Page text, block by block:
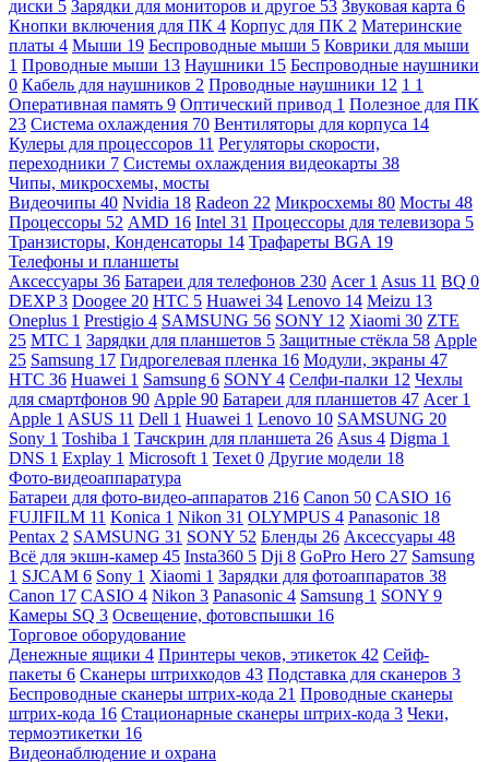
диски 5 Зарядки для мониторов и другое 53 Звуковая карта 6
Кнопки включения для ПК 4 Корпус для ПК 2 Материнские
платы 4 Мыши 19 Беспроводные мыши 5 Коврики для мыши
1 Проводные мыши 13 Наушники 15 Беспроводные наушники
0 Кабель для наушников 2 Проводные наушники 12 1 1
Оперативная память 9 Оптический привод 1 Полезное для ПК
23 Система охлаждения 70 Вентиляторы для корпуса 14
Кулеры для процессоров 11 Регуляторы скорости,
переходники 7 Системы охлаждения видеокарты 38
Чипы, микросхемы, мосты
Видеочипы 40 Nvidia 18 Radeon 22 Микросхемы 80 Мосты 48
Процессоры 52 AMD 16 Intel 31 Процессоры для телевизора 5
Транзисторы, Конденсаторы 14 Трафареты BGA 19
Телефоны и планшеты
Аксессуары 36 Батареи для телефонов 230 Acer 1 Asus 11 BQ 0
DEXP3 Doogee 20 HTC 5 Huawei 34 Lenovo 14 Meizu 13
Oneplus 1 Prestigio 4 SAMSUNG 56 SONY 12 Xiaomi 30 ZTE
25 МТС 1 Зарядки для планшетов 5 Защитные стёкла 58 Apple
25 Samsung 17 Гидрогелевая пленка 16 Модули, экраны 47
HTC 36 Huawei 1 Samsung 6 SONY 4 Селфи-палки 12 Чехлы
для смартфонов 90 Apple 90 Батареи для планшетов 47 Acer 1
Apple 1 ASUS 11 Dell 1 Huawei 1 Lenovo 10 SAMSUNG 20
Sony 1 Toshiba 1 Тачскрин для планшета 26 Asus 4 Digma 1
DNS 1 Explay 1 Microsoft 1 Texet 0 Другие модели 18
Фото-видеоаппаратура
Батареи для фото-видео-аппаратов 216 Canon 50 CASIO 16
FUJIFILM 11 Konica 1 Nikon 31 OLYMPUS 4 Panasonic 18
Pentax 2 SAMSUNG 31 SONY 52 Бленды 26 Аксессуары 48
Всё для экшн-камер 45 Insta360 5 Dji 8 GoPro Hero 27 Samsung
1 SJCAM 6 Sony 1 Xiaomi 1 Зарядки для фотоаппаратов 38
Canon 17 CASIO 4 Nikon 3 Panasonic 4 Samsung 1 SONY 9
Камеры SQ 3 Освещение, фотовспышки 16
Торговое оборудование
Денежные ящики 4 Принтеры чеков, этикеток 42 Сейф-
пакеты 6 Сканеры штрихкодов 43 Подставка для сканеров 3
Беспроводные сканеры штрих-кода 21 Проводные сканеры
штрих-кода 16 Стационарные сканеры штрих-кода 3 Чеки,
термоэтикетки 16
Видеонаблюдение и охрана